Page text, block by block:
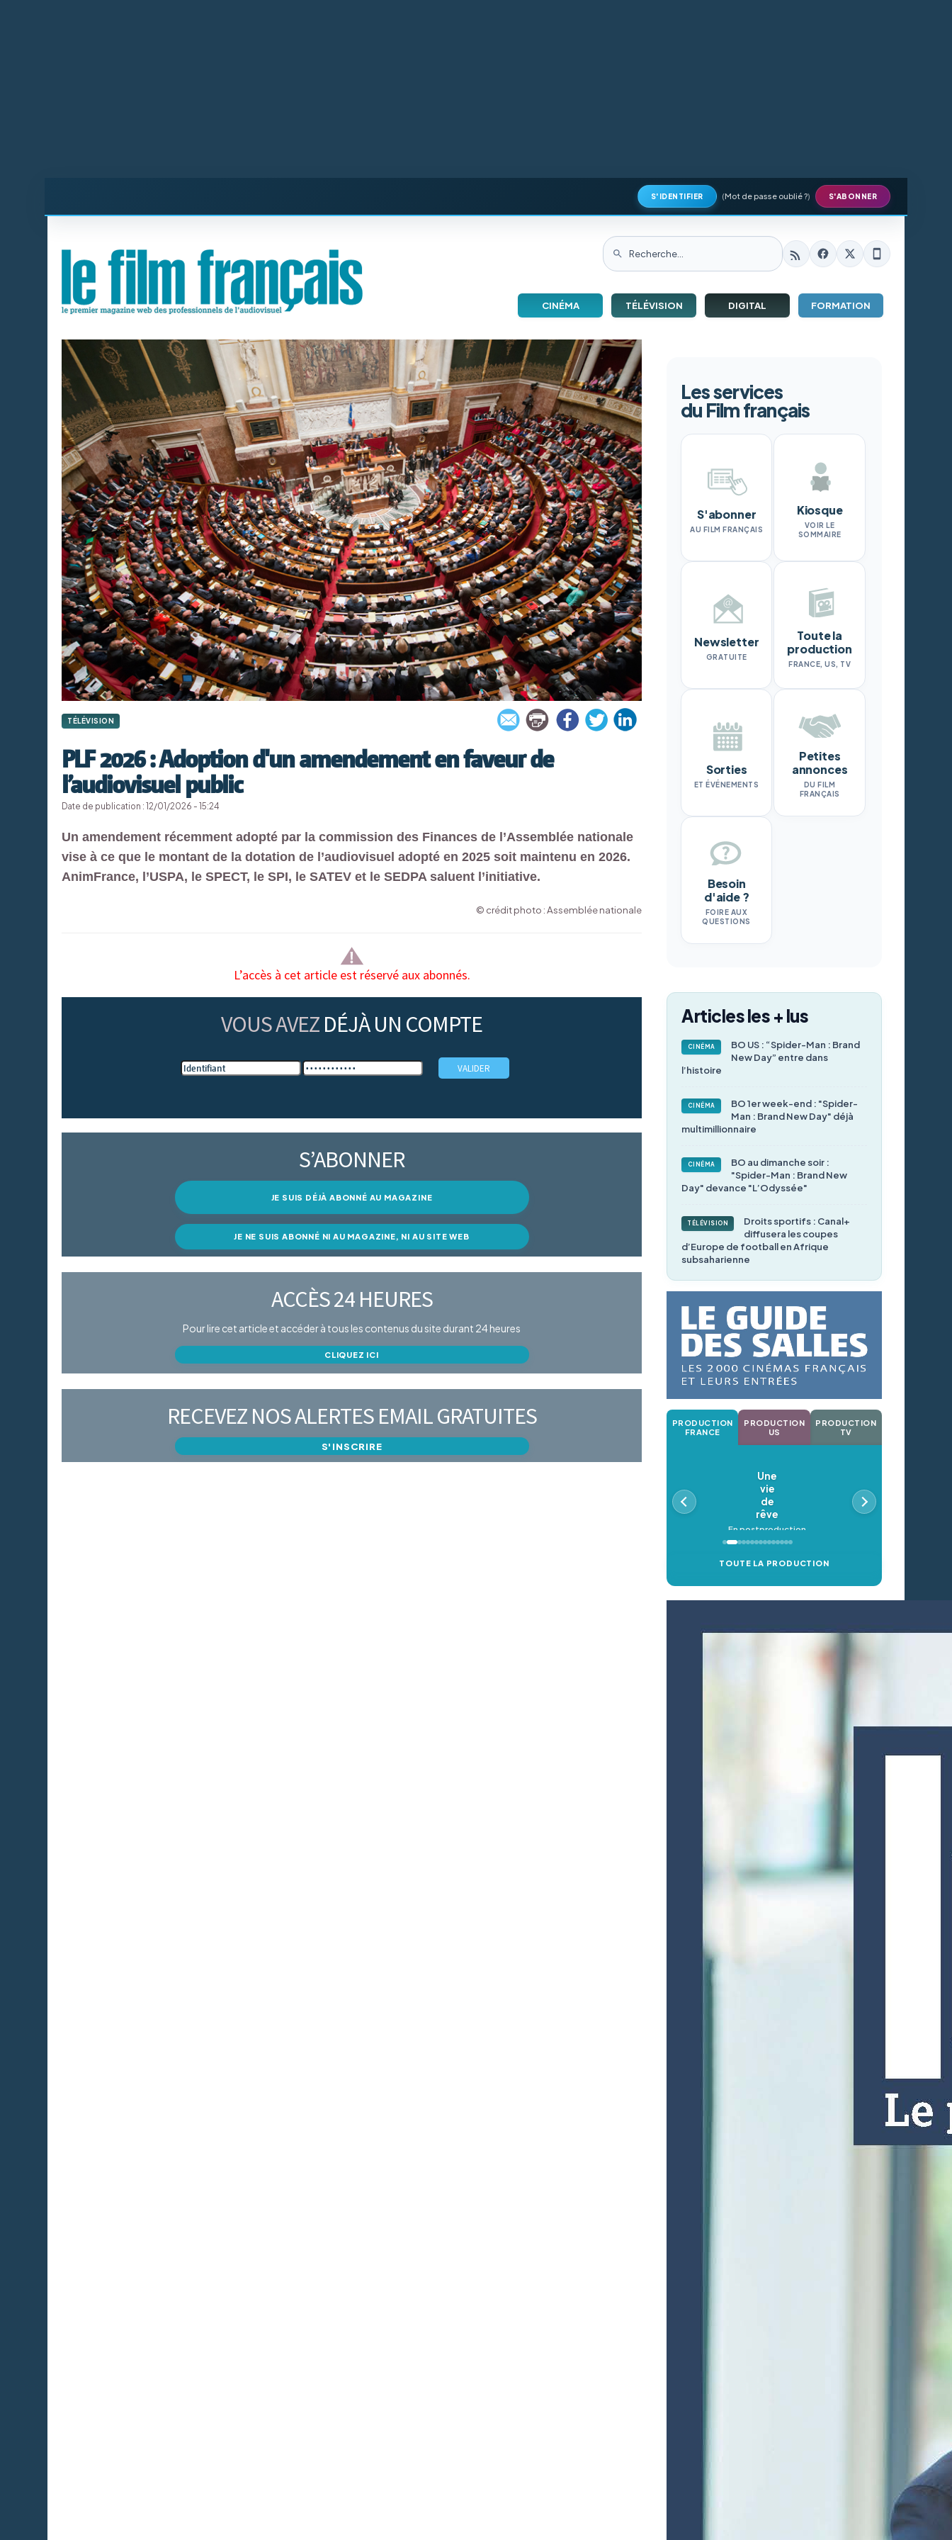
S'IDENTIFIER (Mot de passe oublié ?) S'ABONNER
CINÉMA TÉLÉVISION DIGITAL FORMATION
TÉLÉVISION
PLF 2026 : Adoption d'un amendement en faveur de
l’audiovisuel public
Date de publication : 12/01/2026 - 15:24
Un amendement récemment adopté par la commission des Finances de l’Assemblée nationale
vise à ce que le montant de la dotation de l’audiovisuel adopté en 2025 soit maintenu en 2026.
AnimFrance, l’USPA, le SPECT, le SPI, le SATEV et le SEDPA saluent l’initiative.
© crédit photo : Assemblée nationale
L’accès à cet article est réservé aux abonnés.
VOUS AVEZ DÉJÀ UN COMPTE
S’ABONNER
JE SUIS DÉJÀ ABONNÉ AU MAGAZINE
JE NE SUIS ABONNÉ NI AU MAGAZINE, NI AU SITE WEB
ACCÈS 24 HEURES
Pour lire cet article et accéder à tous les contenus du site durant 24 heures
CLIQUEZ ICI
RECEVEZ NOS ALERTES EMAIL GRATUITES
S'INSCRIRE
Les services
du Film français
S'abonner
AU FILM FRANÇAIS
Kiosque
VOIR LE
SOMMAIRE
Newsletter
GRATUITE
Toute la
production
FRANCE, US, TV
Sorties
ET ÉVÉNEMENTS
Petites
annonces
DU FILM
FRANÇAIS
Besoin
d'aide ?
FOIRE AUX
QUESTIONS
Articles les + lus
CINÉMA
BO US : “Spider-Man : Brand
New Day” entre dans
l’histoire
CINÉMA
BO 1er week-end : "Spider-
Man : Brand New Day" déjà
multimillionnaire
CINÉMA
BO au dimanche soir :
"Spider-Man : Brand New
Day" devance "L’Odyssée"
TÉLÉVISION
Droits sportifs : Canal+
diffusera les coupes
d’Europe de football en Afrique
subsaharienne
PRODUCTION
FRANCE
PRODUCTION
US
PRODUCTION
TV
Une
vie
de
rêve
En postproduction
TOUTE LA PRODUCTION